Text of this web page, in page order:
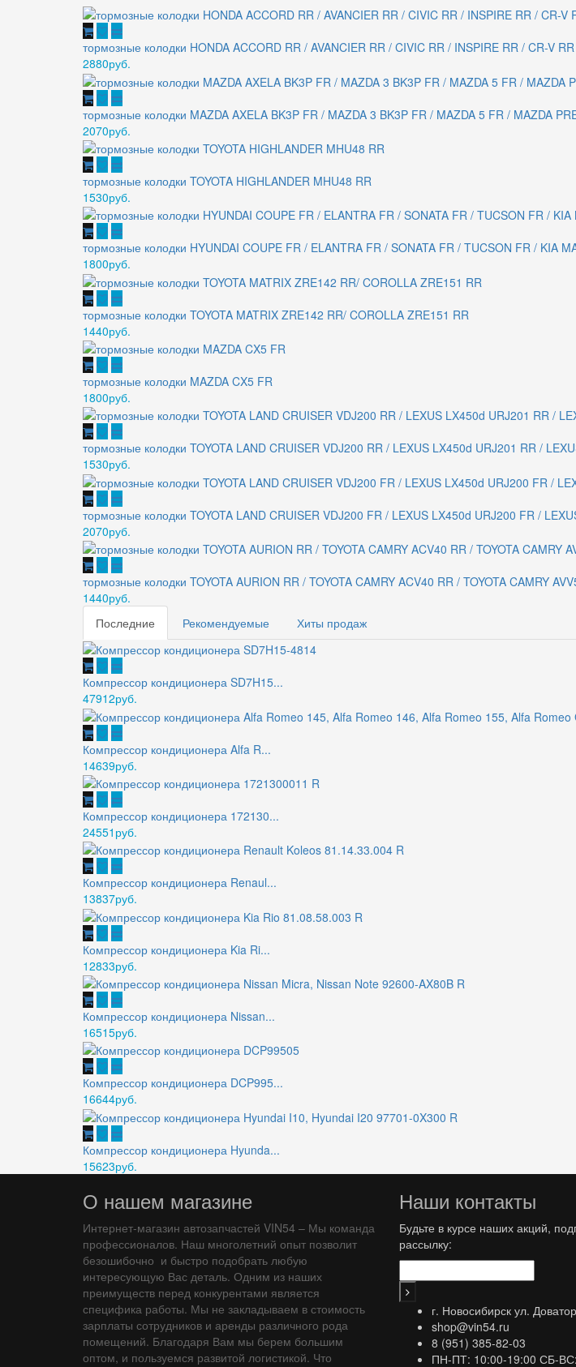
тормозные колодки HONDA ACCORD RR / AVANCIER RR / CIVIC RR / INSPIRE RR / CR-V
2880руб.
тормозные колодки MAZDA AXELA BK3P FR / MAZDA 3 BK3P FR / MAZDA 5 FR / MAZDA
2070руб.
тормозные колодки TOYOTA HIGHLANDER MHU48 RR
1530руб.
тормозные колодки HYUNDAI COUPE FR / ELANTRA FR / SONATA FR / TUCSON FR / KIA
1800руб.
тормозные колодки TOYOTA MATRIX ZRE142 RR/ COROLLA ZRE151 RR
1440руб.
тормозные колодки MAZDA CX5 FR
1800руб.
тормозные колодки TOYOTA LAND CRUISER VDJ200 RR / LEXUS LX450d URJ201 RR /
1530руб.
тормозные колодки TOYOTA LAND CRUISER VDJ200 FR / LEXUS LX450d URJ200 FR /
2070руб.
тормозные колодки TOYOTA AURION RR / TOYOTA CAMRY ACV40 RR / TOYOTA CAMRY
1440руб.
Последние
Рекомендуемые Хиты продаж
Компрессор кондиционера SD7H15...
47912руб.
Компрессор кондиционера Alfa R...
14639руб.
Компрессор кондиционера 172130...
24551руб.
Компрессор кондиционера Renaul...
13837руб.
Компрессор кондиционера Kia Ri...
12833руб.
Компрессор кондиционера Nissan...
16515руб.
Компрессор кондиционера DCP995...
16644руб.
Компрессор кондиционера Hyunda...
15623руб.
О нашем магазине
Интернет-магазин автозапчастей VIN54 – Мы команда
профессионалов. Наш многолетний опыт позволит
безошибочно и быстро подобрать любую
интересующую Вас деталь. Одним из наших
преимуществ перед конкурентами является
специфика работы. Мы не закладываем в стоимость
зарплаты сотрудников и аренды различного рода
помещений. Благодаря Вам мы берем большим
оптом, и пользуемся развитой логистикой. Что
Наши контакты
Будьте в курсе наших акций,
рассылку:
г. Новосибирск ул.
shop@vin54.ru
8 (951) 385-82-03
ПН-ПТ: 10:00-19:00 СБ-